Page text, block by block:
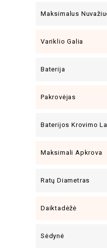
Maksimalus
Variklio Galia
Baterija
Pakrovėjas
Baterijos Krovimo
Maksimali Apkrova
Ratų Diametras
Daiktadėžė
Sėdynė